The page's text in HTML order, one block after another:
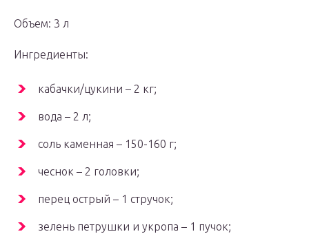
Объем: 3 л
Ингредиенты:
кабачки/цукини – 2 кг;
вода – 2 л;
соль каменная – 150-160 г;
чеснок – 2 головки;
перец острый – 1 стручок;
зелень петрушки и укропа – 1 пучок;